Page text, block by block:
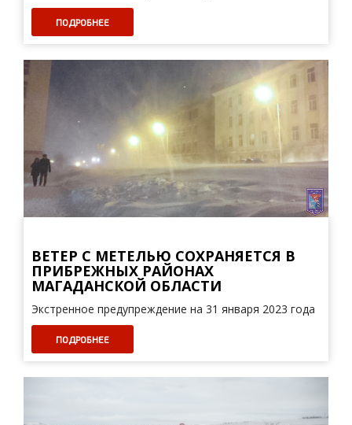
ПОДРОБНЕЕ
ВЕТЕР С МЕТЕЛЬЮ СОХРАНЯЕТСЯ В
ПРИБРЕЖНЫХ РАЙОНАХ
МАГАДАНСКОЙ ОБЛАСТИ
Экстренное предупреждение на 31 января 2023 года
ПОДРОБНЕЕ